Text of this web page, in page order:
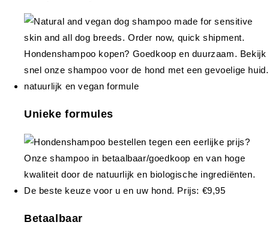
Unieke formules
Betaalbaar